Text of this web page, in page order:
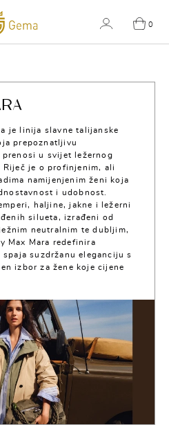
0
je linija slavne talijanske
prepoznatljivu
prenosi u svijet ležernog
Riječ je o profinjenim, ali
namijenjenim ženi koja
i udobnost.
haljine, jakne i ležerni
silueta, izrađeni od
neutralnim te dubljim,
Max Mara redefinira
suzdržanu eleganciju s
izbor za žene koje cijene